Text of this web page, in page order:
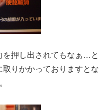
押し出されてもなぁ…と
りかかっておりますとな